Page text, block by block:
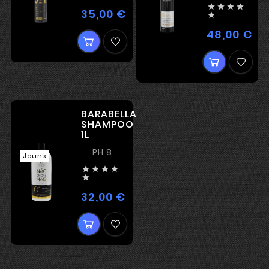
35,00 €Cena
   

48,00 €
Jauns
BARABELLA
SHAMPOO
1L
PH 8
   

32,00 €Cena